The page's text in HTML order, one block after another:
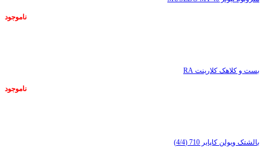
ناموجود
بست و کلاهک کلارینت RA
ناموجود
بالشتک ویولن کاپایر 710 (4/4)